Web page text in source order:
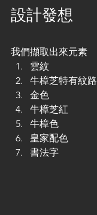
設計發想
我們擷取出來元素
雲紋
牛樟芝特有紋路
金色
牛樟芝紅
牛樟色
皇家配色
書法字